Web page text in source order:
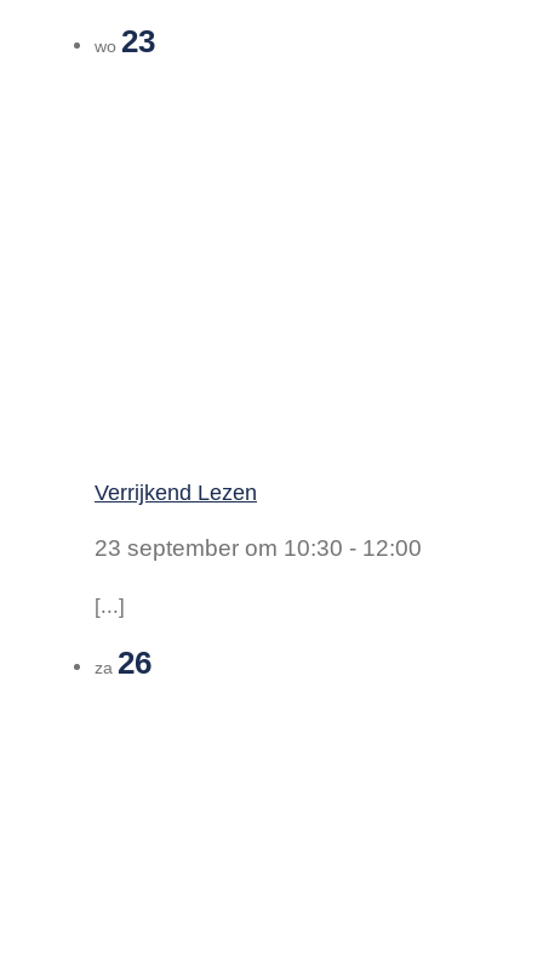
wo 23
Verrijkend Lezen
23 september om 10:30 - 12:00
[...]
za 26